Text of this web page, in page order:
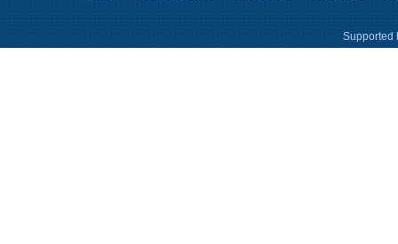
Supported